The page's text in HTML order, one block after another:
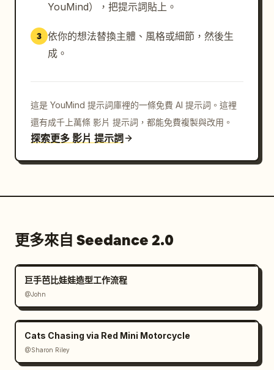
YouMind），把提示詞貼上。
3 依你的想法替換主體、風格或細節，然後生
成。
這是 YouMind 提示詞庫裡的一條免費 AI 提示詞。這裡
還有成千上萬條 影片 提示詞，都能免費複製與改用。
探索更多 影片 提示詞
更多來自 Seedance 2.0
巨手芭比娃娃造型工作流程
@John
Cats Chasing via Red Mini Motorcycle
@Sharon Riley